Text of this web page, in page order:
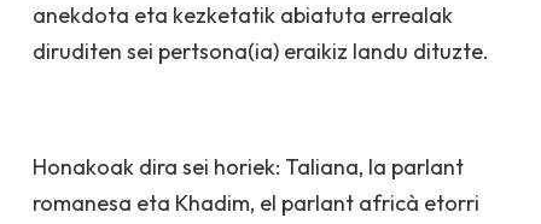
anekdota eta kezketatik abiatuta errealak
diruditen sei pertsona(ia) eraikiz landu dituzte.
Honakoak dira sei horiek: Taliana, la parlant
romanesa eta Khadim, el parlant africà etorri